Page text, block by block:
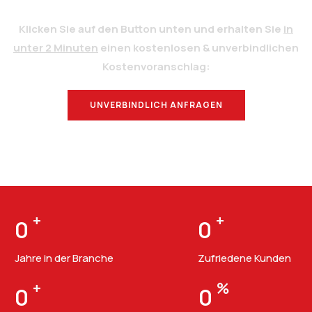
Klicken Sie auf den Button unten und erhalten Sie in
unter 2 Minuten einen kostenlosen & unverbindlichen
Kostenvoranschlag:
UNVERBINDLICH ANFRAGEN
0 +
Jahre in der Branche
0 +
Zufriedene Kunden
0 + 0 %